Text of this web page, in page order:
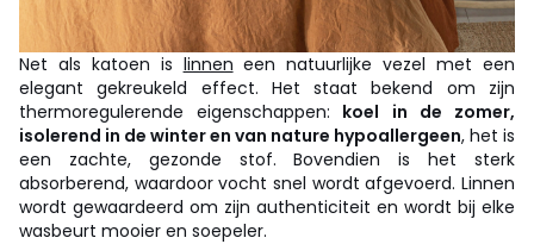
Net als katoen is linnen een natuurlijke vezel met een
elegant gekreukeld effect. Het staat bekend om zijn
thermoregulerende eigenschappen: koel in de zomer,
isolerend in de winter en van nature hypoallergeen, het is
een zachte, gezonde stof. Bovendien is het sterk
absorberend, waardoor vocht snel wordt afgevoerd. Linnen
wordt gewaardeerd om zijn authenticiteit en wordt bij elke
wasbeurt mooier en soepeler.